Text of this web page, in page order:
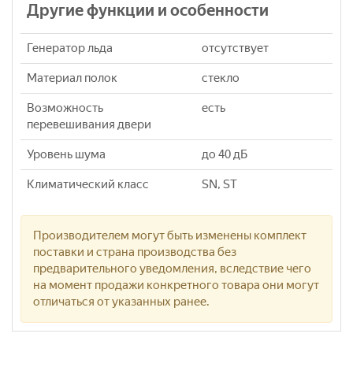
Другие функции и особенности
Генератор льда отсутствует
Материал полок стекло
Возможность
перевешивания двери
есть
Уровень шума до 40 дБ
Климатический класс SN, ST
Производителем могут быть изменены комплект
поставки и страна производства без
предварительного уведомления, вследствие чего
на момент продажи конкретного товара они могут
отличаться от указанных ранее.